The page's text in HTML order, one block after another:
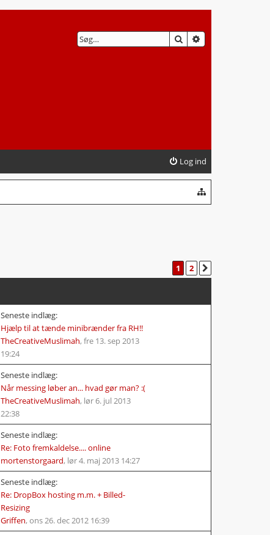
SØG
Log ind
1 2
Seneste indlæg:
Hjælp til at tænde minibrænder fra RH!!
TheCreativeMuslimah, fre 13. sep 2013
19:24
Seneste indlæg:
Når messing løber an... hvad gør man? :(
TheCreativeMuslimah, lør 6. jul 2013
22:38
Seneste indlæg:
Re: Foto fremkaldelse.... online
mortenstorgaard, lør 4. maj 2013 14:27
Seneste indlæg:
Re: DropBox hosting m.m. + Billed-
Resizing
Griffen, ons 26. dec 2012 16:39